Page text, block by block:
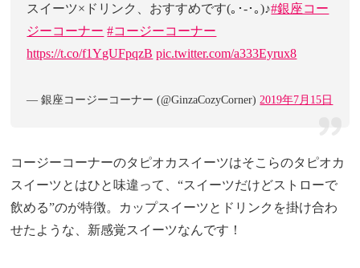
スイーツ×ドリンク、おすすめです(｡･-･｡)♪#銀座コー
ジーコーナー #コージーコーナー
https://t.co/f1YgUFpqzB pic.twitter.com/a333Eyrux8
— 銀座コージーコーナー (@GinzaCozyCorner) 2019年7月15日
コージーコーナーのタピオカスイーツはそこらのタピオカ
スイーツとはひと味違って、“スイーツだけどストローで
飲める”のが特徴。カップスイーツとドリンクを掛け合わ
せたような、新感覚スイーツなんです！